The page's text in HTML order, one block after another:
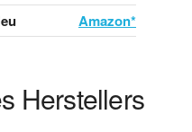
Amazon*
Herstellers